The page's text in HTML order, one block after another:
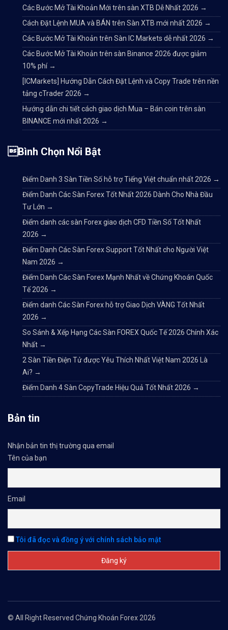
Các Bước Mở Tài Khoản Mới trên sàn XTB Dễ Nhất 2026 →
Cách Đặt Lệnh MUA và BÁN trên Sàn XTB mới nhất 2026 →
Các Bước Mở Tài Khoản trên Sàn IC Markets dễ nhất 2026 →
Các Bước Mở Tài Khoản trên sàn Binance 2026 được giảm
10% phí →
[ICMarkets] Hướng Dẫn Cách Đặt Lệnh và Copy Trade trên nền
tảng cTrader 2026 →
Hướng dẫn chi tiết cách giao dịch Mua – Bán coin trên sàn
BINANCE mới nhất 2026 →
Bình Chọn Nổi Bật
Điểm Danh 3 Sàn Tiền Số hỗ trợ Tiếng Việt chuẩn nhất 2026 →
Điểm Danh Các Sàn Forex Tốt Nhất 2026 Dành Cho Nhà Đầu
Tư Lớn →
Điểm danh các sàn Forex giao dịch CFD Tiền Số Tốt Nhất
2026 →
Điểm Danh Các Sàn Forex Support Tốt Nhất cho Người Việt
Nam 2026 →
Điểm Danh Các Sàn Forex Mạnh Nhất về Chứng Khoán Quốc
Tế 2026 →
Điểm danh Các Sàn Forex hỗ trợ Giao Dịch VÀNG Tốt Nhất
2026 →
So Sánh & Xếp Hạng Các Sàn FOREX Quốc Tế 2026 Chính Xác
Nhất →
2 Sàn Tiền Điện Tử được Yêu Thích Nhất Việt Nam 2026 Là
Ai? →
Điểm Danh 4 Sàn CopyTrade Hiệu Quả Tốt Nhất 2026 →
Bản tin
Nhận bản tin thị trường qua email
Tên của bạn
Email
Tôi đã đọc và đồng ý với chính sách bảo mật
© All Right Reserved Chứng Khoán Forex 2026